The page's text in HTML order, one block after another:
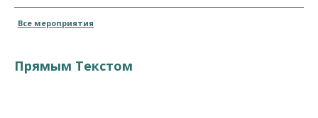
Все мероприятия
Прямым Текстом